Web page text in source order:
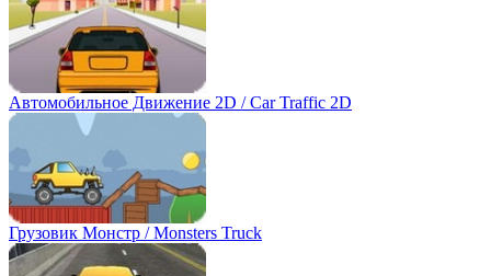
Автомобильное Движение 2D / Car Traffic 2D
Грузовик Монстр / Monsters Truck